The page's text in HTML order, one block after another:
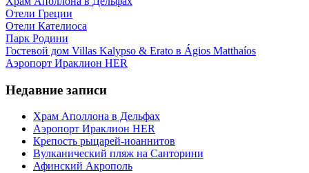
Отели Греции
Отели Кателиоса
Парк Родини
Гостевой дом Villas Kalypso & Erato в Ágios Matthaíos
Аэропорт Ираклион HER
Недавние записи
Храм Аполлона в Дельфах
Аэропорт Ираклион HER
Крепость рыцарей-иоаннитов
Вулканический пляж на Санторини
Афинский Акрополь